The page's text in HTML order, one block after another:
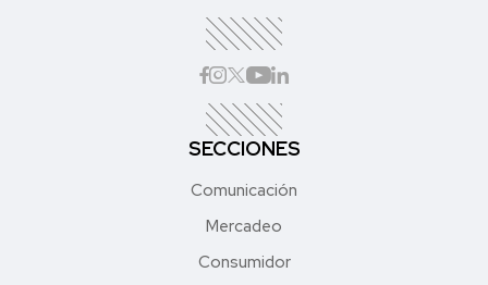
SECCIONES
Comunicación
Mercadeo
Consumidor